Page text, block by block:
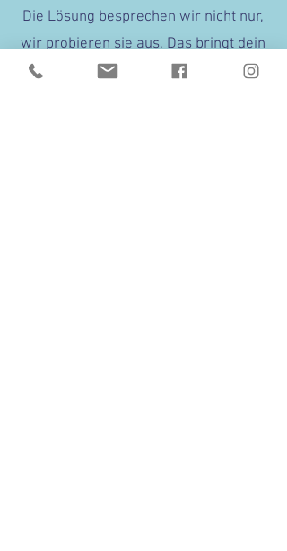
Die Lösung besprechen wir nicht nur,
wir probieren sie aus. Das bringt dein
Kind nicht nur ins Verständnis,